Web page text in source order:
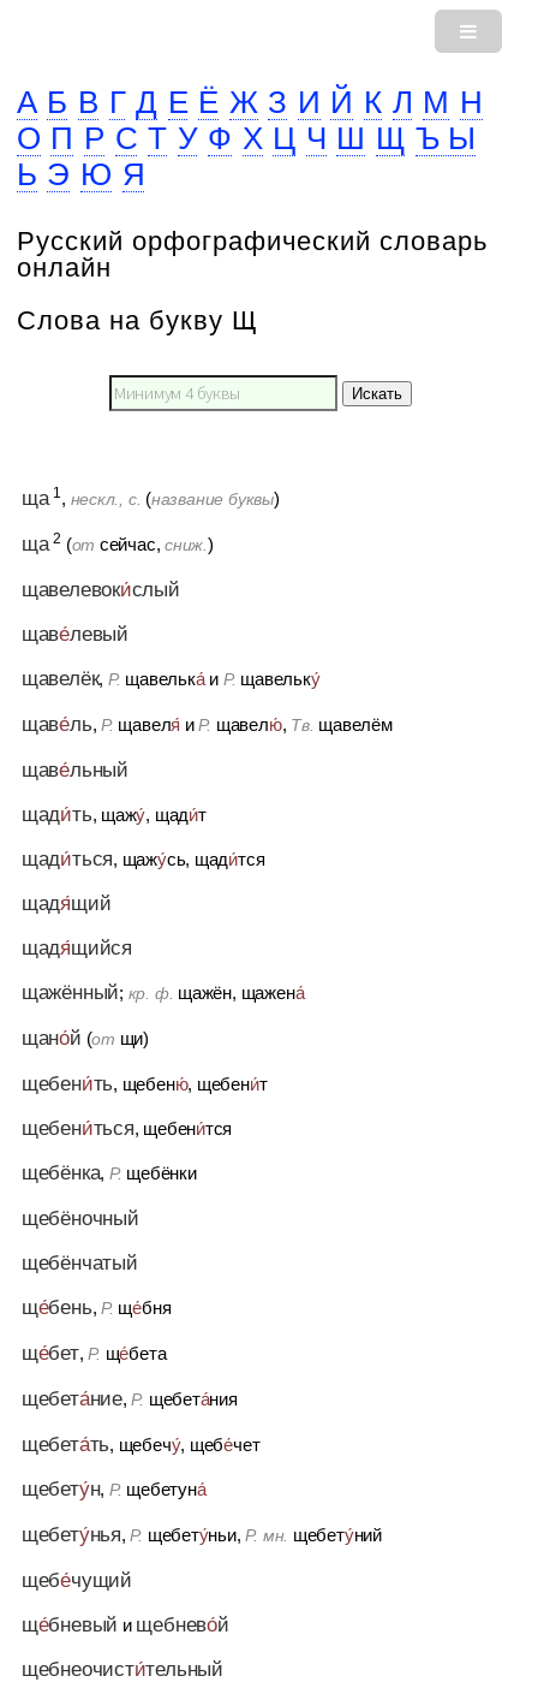
А Б В Г Д Е Ё Ж З И Й К Л М Н
О П Р С Т У Ф Х Ц Ч Ш Щ Ъ Ы
Ь Э Ю Я
Русский орфографический словарь
онлайн
Слова на букву Щ
Искать
ща 1 , нескл., с. (название буквы)
ща 2 (от сейчас,сниж.)
щавелевоки́слый
щаве́левый
щавелёк, Р. щавелька́ и Р. щавельку́
щаве́ль,Р. щавеля́ и Р. щавелю́, Тв. щавелём
щаве́льный
щади́ть, щажу́, щади́т
щади́ться, щажу́сь, щади́тся
щадя́щий
щадя́щийся
щажённый; кр. ф. щажён, щажена́
щано́й (от щи)
щебени́ть, щебеню́, щебени́т
щебени́ться, щебени́тся
щебёнка, Р. щебёнки
щебёночный
щебёнчатый
ще́бень,Р. ще́бня
ще́бет,Р. ще́бета
щебета́ние,Р. щебета́ния
щебета́ть, щебечу́, щебе́чет
щебету́н, Р. щебетуна́
щебету́нья,Р. щебету́ньи,Р. мн. щебету́ний
щебе́чущий
ще́бневый и щебнево́й
щебнеочисти́тельный